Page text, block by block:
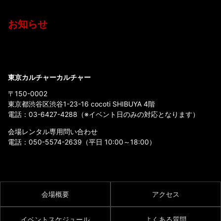
お知らせ
東京カルチャーカルチャー
〒150-0002
東京都渋谷区渋谷1-23-16 cocoti SHIBUYA 4階
電話： 03-6427-4288 （※イベント日のみの対応となります）
会場レンタル専用問い合わせ
電話： 050-5574-2639 （平日 10:00～18:00）
会場概要 アクセス
イベントスケジュール よくある質問